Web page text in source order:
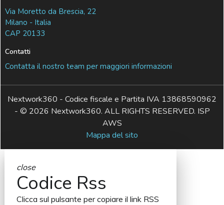
Via Moretto da Brescia, 22
Milano - Italia
CAP 20133
Contatti
Contatta il nostro team per maggiori informazioni
Nextwork360 - Codice fiscale e Partita IVA 13868590962
- © 2026 Nextwork360. ALL RIGHTS RESERVED. ISP
AWS
Mappa del sito
close
Codice Rss
Clicca sul pulsante per copiare il link RSS